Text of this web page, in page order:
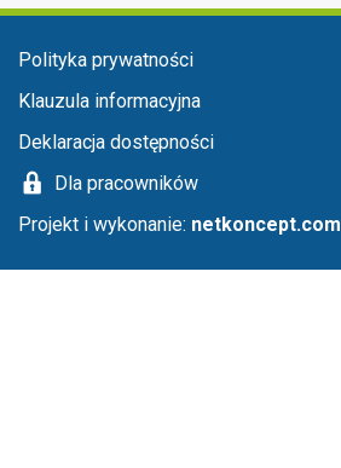
Menu stopka
Polityka prywatności
Klauzula informacyjna
Deklaracja dostępności
Dla pracowników
Projekt i wykonanie: netkoncept.com